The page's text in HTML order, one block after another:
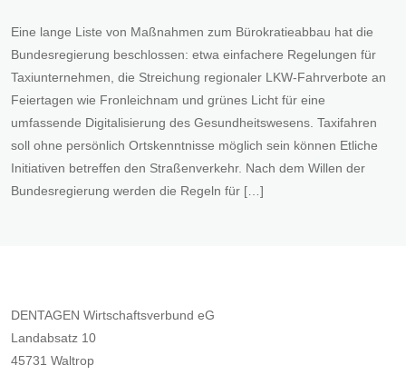
Eine lange Liste von Maßnahmen zum Bürokratieabbau hat die
Bundesregierung beschlossen: etwa einfachere Regelungen für
Taxiunternehmen, die Streichung regionaler LKW-Fahrverbote an
Feiertagen wie Fronleichnam und grünes Licht für eine
umfassende Digitalisierung des Gesundheitswesens. Taxifahren
soll ohne persönlich Ortskenntnisse möglich sein können Etliche
Initiativen betreffen den Straßenverkehr. Nach dem Willen der
Bundesregierung werden die Regeln für […]
DENTAGEN Wirtschaftsverbund eG
Landabsatz 10
45731 Waltrop